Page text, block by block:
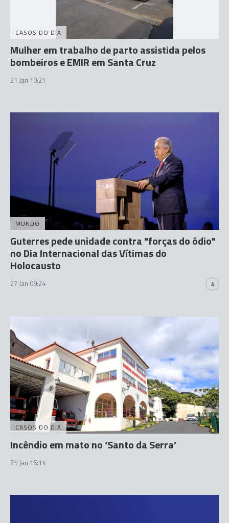
CASOS DO DIA
Mulher em trabalho de parto assistida pelos
bombeiros e EMIR em Santa Cruz
21 Jan 10:21
MUNDO
Guterres pede unidade contra "forças do ódio"
no Dia Internacional das Vítimas do
Holocausto
27 Jan 09:24 4
CASOS DO DIA
Incêndio em mato no ‘Santo da Serra’
25 Jan 16:14